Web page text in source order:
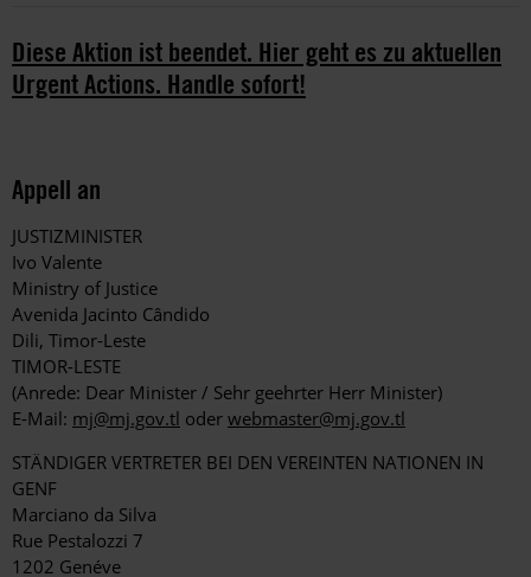
Diese Aktion ist beendet. Hier geht es zu aktuellen
Urgent Actions. Handle sofort!
Appell an
JUSTIZMINISTER
Ivo Valente
Ministry of Justice
Avenida Jacinto Cândido
Dili, Timor-Leste
TIMOR-LESTE
(Anrede: Dear Minister / Sehr geehrter Herr Minister)
E-Mail: mj@mj.gov.tl oder webmaster@mj.gov.tl
STÄNDIGER VERTRETER BEI DEN VEREINTEN NATIONEN IN
GENF
Marciano da Silva
Rue Pestalozzi 7
1202 Genéve